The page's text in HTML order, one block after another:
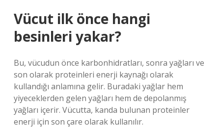
Vücut ilk önce hangi
besinleri yakar?
Bu, vücudun önce karbonhidratları, sonra yağları ve
son olarak proteinleri enerji kaynağı olarak
kullandığı anlamına gelir. Buradaki yağlar hem
yiyeceklerden gelen yağları hem de depolanmış
yağları içerir. Vücutta, kanda bulunan proteinler
enerji için son çare olarak kullanılır.